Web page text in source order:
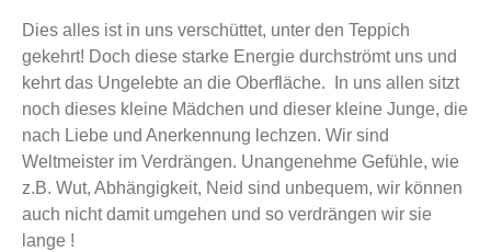
Dies alles ist in uns verschüttet, unter den Teppich
gekehrt! Doch diese starke Energie durchströmt uns und
kehrt das Ungelebte an die Oberfläche. In uns allen sitzt
noch dieses kleine Mädchen und dieser kleine Junge, die
nach Liebe und Anerkennung lechzen. Wir sind
Weltmeister im Verdrängen. Unangenehme Gefühle, wie
z.B. Wut, Abhängigkeit, Neid sind unbequem, wir können
auch nicht damit umgehen und so verdrängen wir sie
lange !